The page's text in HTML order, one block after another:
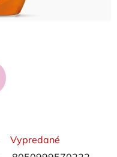
Vypredané